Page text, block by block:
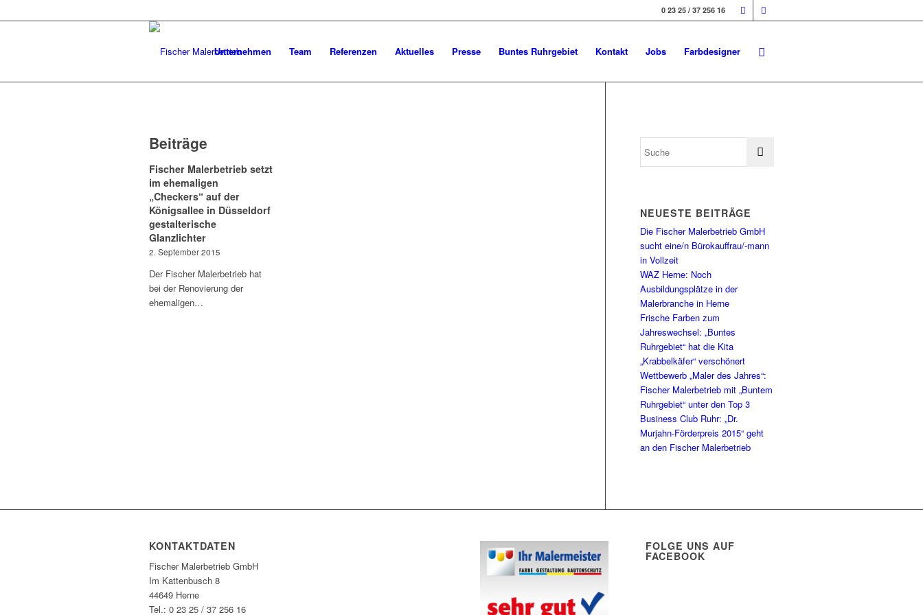
0 23 25 / 37 256 16
Unternehmen Team Referenzen Aktuelles Presse Buntes Ruhrgebiet Kontakt Jobs Farbdesigner
Beiträge
Fischer Malerbetrieb setzt
im ehemaligen
„Checkers“ auf der
Königsallee in Düsseldorf
gestalterische
Glanzlichter
2. September 2015
Der Fischer Malerbetrieb hat
bei der Renovierung der
ehemaligen…
NEUESTE BEITRÄGE
Die Fischer Malerbetrieb GmbH
sucht eine/n Bürokauffrau/-mann
in Vollzeit
WAZ Herne: Noch
Ausbildungsplätze in der
Malerbranche in Herne
Frische Farben zum
Jahreswechsel: „Buntes
Ruhrgebiet“ hat die Kita
„Krabbelkäfer“ verschönert
Wettbewerb „Maler des Jahres“:
Fischer Malerbetrieb mit „Buntem
Ruhrgebiet“ unter den Top 3
Business Club Ruhr: „Dr.
Murjahn-Förderpreis 2015“ geht
an den Fischer Malerbetrieb
KONTAKTDATEN
Fischer Malerbetrieb GmbH
Im Kattenbusch 8
44649 Herne
Tel.: 0 23 25 / 37 256 16
FOLGE UNS AUF
FACEBOOK